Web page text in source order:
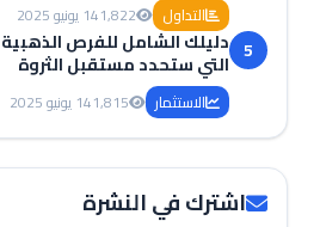
التداول 1,82214 يونيو 2025
5 دليلك الشامل للفرص الذهبية
التي ستحدد مستقبل الثروة
الاستثمار 1,81514 يونيو 2025
اشترك في النشرة